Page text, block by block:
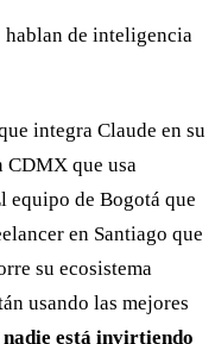
hablan de inteligencia
integra Claude en su
CDMX que usa
equipo de Bogotá que
en Santiago que
su ecosistema
usando las mejores
nadie está invirtiendo